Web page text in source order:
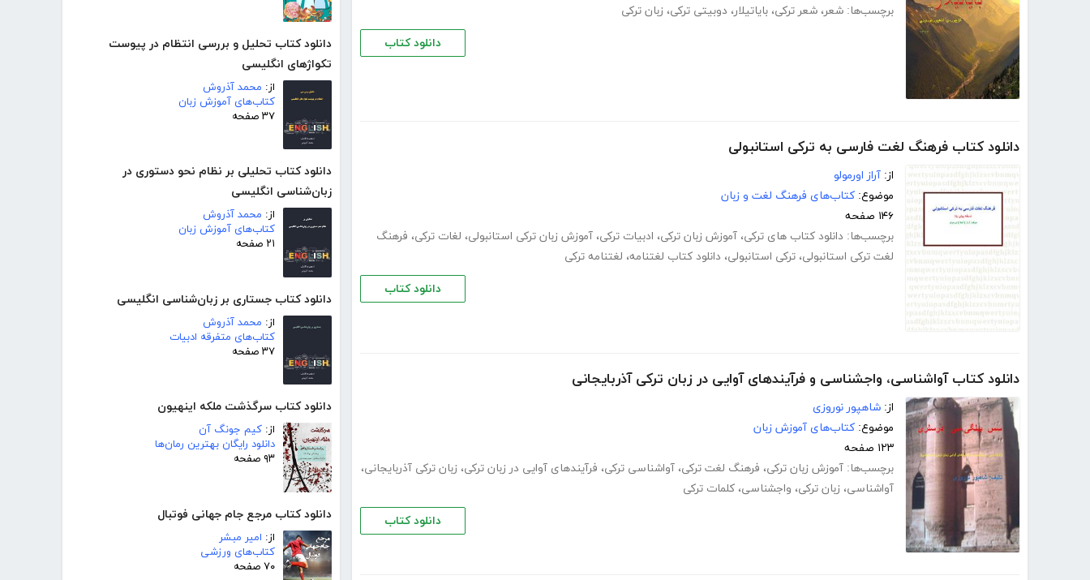
دانلود کتاب تحلیل و بررسی انتظام در پیوست
تکواژهای انگلیسی
از: محمد آذروش
کتاب‌های آموزش زبان
۳۷ صفحه
دانلود کتاب تحلیلی بر نظام نحو دستوری در
زبان‌شناسی انگلیسی
از: محمد آذروش
کتاب‌های آموزش زبان
۲۱ صفحه
دانلود کتاب جستاری بر زبان‌شناسی انگلیسی
از: محمد آذروش
کتاب‌های متفرقه ادبیات
۳۷ صفحه
دانلود کتاب سرگذشت ملکه اینهیون
از: کیم جونگ آن
دانلود رایگان بهترین رمان‌ها
۹۳ صفحه
دانلود کتاب مرجع جام جهانی فوتبال
از: امیر مبشر
کتاب‌های ورزشی
۷۰ صفحه
برچسب‌ها: شعر، شعر ترکی، بایاتیلار، دوبیتی ترکی، زبان ترکی
دانلود کتاب
دانلود کتاب فرهنگ لغت فارسی به ترکی استانبولی
از: آراز اورمولو
موضوع: کتاب‌های فرهنگ لغت و زبان
۱۴۶ صفحه
برچسب‌ها: دانلود کتاب های ترکی، آموزش زبان ترکی، ادبیات ترکی، آموزش زبان ترکی استانبولی، لغات ترکی، فرهنگ
لغت ترکی استانبولی، ترکی استانبولی، دانلود کتاب لغتنامه، لغتنامه ترکی
دانلود کتاب
دانلود کتاب آواشناسی، واجشناسی و فرآیندهای آوایی در زبان ترکی آذربایجانی
از: شاهپور نوروزی
موضوع: کتاب‌های آموزش زبان
۱۲۳ صفحه
برچسب‌ها: آموزش زبان ترکی، فرهنگ لغت ترکی، آواشناسی ترکی، فرآیندهای آوایی در زبان ترکی، زبان ترکی آذربایجانی،
آواشناسی، زبان ترکی، واجشناسی، کلمات ترکی
دانلود کتاب